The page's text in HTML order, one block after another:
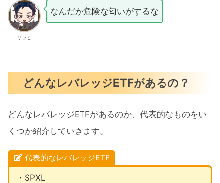
リッヒ
なんだか危険な匂いがするな
どんなレバレッジETFがあるの？
どんなレバレッジETFがあるのか、代表的なものをい
くつか紹介していきます。
代表的なレバレッジETF
・SPXL